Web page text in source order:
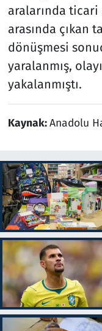
aralarında
arasında çıkan
dönüşmesi
yaralanmış,
yakalanmıştı.
Kaynak:Anadolu